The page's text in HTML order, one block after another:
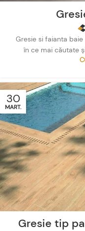
Gresie si faianta
în ce mai căutate
30
MART.
Gresie tip